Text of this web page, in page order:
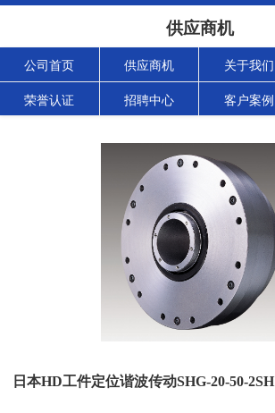
供应商机
公司首页 供应商机 关于我们
荣誉认证 招聘中心 客户案例
日本HD工件定位谐波传动SHG-20-50-2SH